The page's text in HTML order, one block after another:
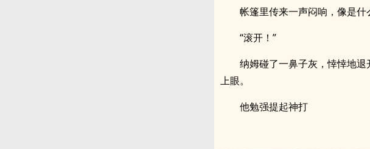
帐篷里传来一声闷响，像是什
“滚开！”
纳姆碰了一鼻子灰，悻悻地
上眼。
他勉强提起神打